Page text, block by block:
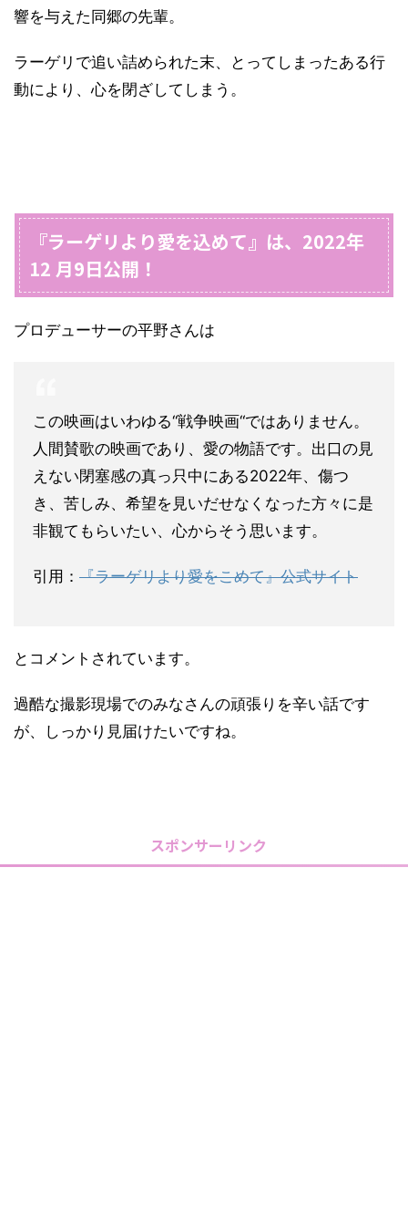
響を与えた同郷の先輩。
ラーゲリで追い詰められた末、とってしまったある行
動により、心を閉ざしてしまう。
『ラーゲリより愛を込めて』は、2022年
12 月9日公開！
プロデューサーの平野さんは
この映画はいわゆる“戦争映画“ではありません。
人間賛歌の映画であり、愛の物語です。出口の見
えない閉塞感の真っ只中にある2022年、傷つ
き、苦しみ、希望を見いだせなくなった方々に是
非観てもらいたい、心からそう思います。
引用： 『ラーゲリより愛をこめて』公式サイト
とコメントされています。
過酷な撮影現場でのみなさんの頑張りを辛い話です
が、しっかり見届けたいですね。
スポンサーリンク